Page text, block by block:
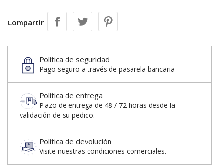
Compartir
Política de seguridad
Pago seguro a través de pasarela bancaria
Política de entrega
Plazo de entrega de 48 / 72 horas desde la
validación de su pedido.
Política de devolución
Visite nuestras condiciones comerciales.